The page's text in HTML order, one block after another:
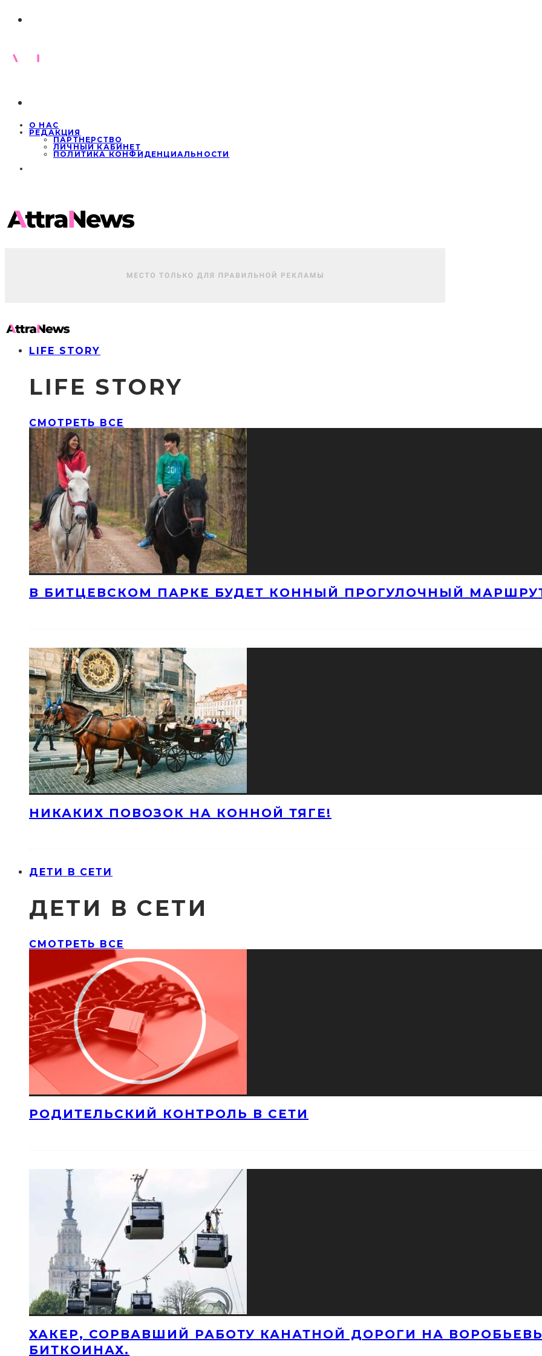
О НАС
РЕДАКЦИЯ
ПАРТНЕРСТВО
ЛИЧНЫЙ КАБИНЕТ
ПОЛИТИКА КОНФИДЕНЦИАЛЬНОСТИ
LIFE STORY
LIFE STORY
СМОТРЕТЬ ВСЕ
В БИТЦЕВСКОМ ПАРКЕ БУДЕТ КОННЫЙ ПРОГУЛОЧНЫЙ
НИКАКИХ ПОВОЗОК НА КОННОЙ ТЯГЕ!
ДЕТИ В СЕТИ
ДЕТИ В СЕТИ
СМОТРЕТЬ ВСЕ
РОДИТЕЛЬСКИЙ КОНТРОЛЬ В СЕТИ
ХАКЕР, СОРВАВШИЙ РАБОТУ КАНАТНОЙ ДОРОГИ НА
БИТКОИНАХ.